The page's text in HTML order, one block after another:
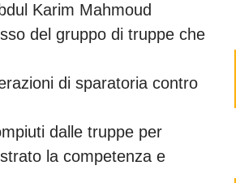
Karim Mahmoud
del gruppo di truppe che
di sparatoria contro
dalle truppe per
la competenza e